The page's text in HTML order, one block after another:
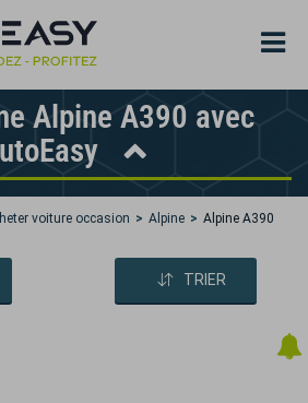
Alpine A390 avec
voiture occasion Alpine Alpine A390
TRIER